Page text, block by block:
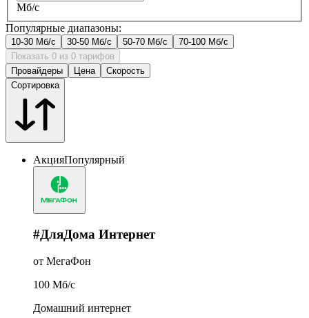
Мб/с
Популярные диапазоны:
10-30 Мб/с 30-50 Мб/с 50-70 Мб/с
70-100 Мб/с
Показать 0 из 0 тарифов
Провайдеры
Цена
Скорость
Сортировка
АкцияПопулярный
#ДляДома Интернет
от МегаФон
100 Мб/c
Домашний интернет